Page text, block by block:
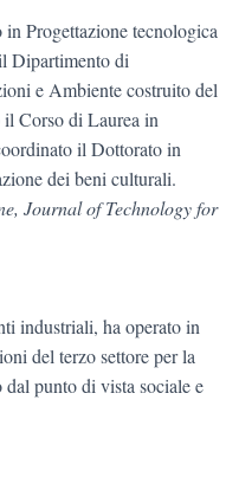
Progettazione tecnologica
Dipartimento di
e Ambiente costruito del
Corso di Laurea in
il Dottorato in
dei beni culturali.
Journal of Technology for
industriali, ha operato in
del terzo settore per la
punto di vista sociale e